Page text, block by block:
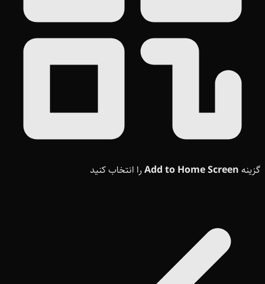
گزینه Add to Home Screenرا انتخاب کنید